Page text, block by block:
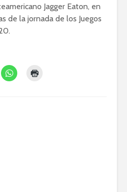
Jagger Eaton, en
de la jornada de los Juegos